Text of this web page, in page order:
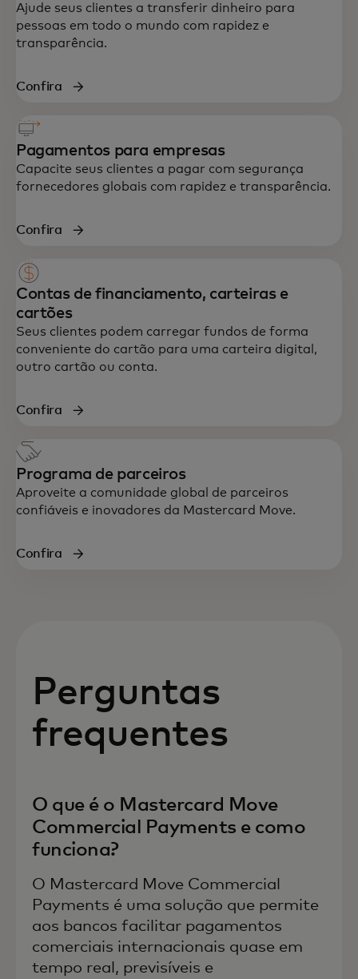
Ajude seus clientes a transferir dinheiro para
pessoas em todo o mundo com rapidez e
transparência.
Confira
Pagamentos para empresas
Capacite seus clientes a pagar com segurança
fornecedores globais com rapidez e transparência.
Confira
Contas de financiamento, carteiras e
cartões
Seus clientes podem carregar fundos de forma
conveniente do cartão para uma carteira digital,
outro cartão ou conta.
Confira
Programa de parceiros
Aproveite a comunidade global de parceiros
confiáveis e inovadores da Mastercard Move.
Confira
Perguntas
frequentes
O que é o Mastercard Move
Commercial Payments e como
funciona?
O Mastercard Move Commercial
Payments é uma solução que permite
aos bancos facilitar pagamentos
comerciais internacionais quase em
tempo real, previsíveis e